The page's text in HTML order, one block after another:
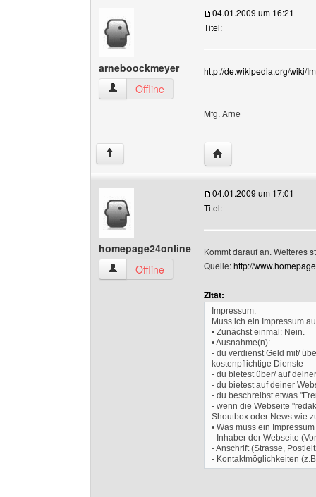
arneboockmeyer
arneboockmeyer Benutzer-Profile anzeigen
Offline
04.01.2009 um 16:21
Titel:
http://de.wikipedia.org/wiki/
Mfg. Arne
↑ Website dieses
homepage24online
homepage24online Benutzer-Profile anzeigen
Offline
04.01.2009 um 17:01
Titel:
Kommt darauf an. Weiteres
Quelle:http://
Zitat:
Impressum:
Muss ich ein Impressum
• Zunächst einmal: Nein.
• Ausnahme(n):
- du verdienst Geld mit/
kostenpflichtige Dienste
- du bietest über/ auf
- du bietest auf deiner
- du beschreibst etwas
- wenn die Webseite
Shoutbox oder News wie
• Was muss ein
- Inhaber der Webseite
- Anschrift (Strasse,
- Kontaktmöglichkeiten